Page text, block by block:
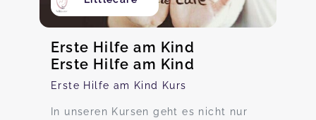
Erste Hilfe am Kind
Erste Hilfe am Kind
Erste Hilfe am Kind Kurs
In unseren Kursen geht es nicht nur